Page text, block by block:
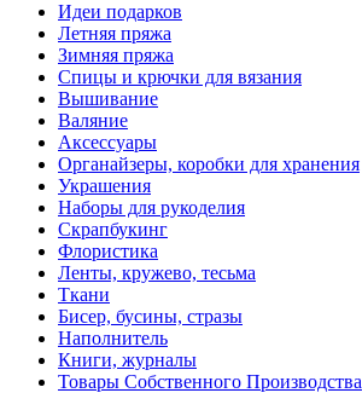
Идеи подарков
Летняя пряжа
Зимняя пряжа
Спицы и крючки для вязания
Вышивание
Валяние
Аксессуары
Органайзеры, коробки для хранения
Украшения
Наборы для рукоделия
Скрапбукинг
Флористика
Ленты, кружево, тесьма
Ткани
Бисер, бусины, стразы
Наполнитель
Книги, журналы
Товары Собственного Производства